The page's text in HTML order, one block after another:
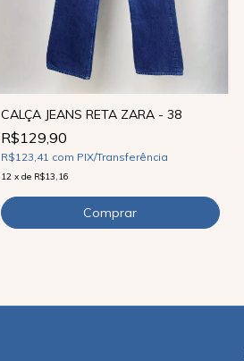
CALÇA JEANS RETA ZARA - 38
R$129,90
R$123,41 com PIX/Transferência
12 xde R$13,16